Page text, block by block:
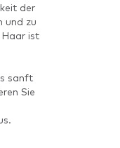
der
und zu
Haar ist
sanft
Sie